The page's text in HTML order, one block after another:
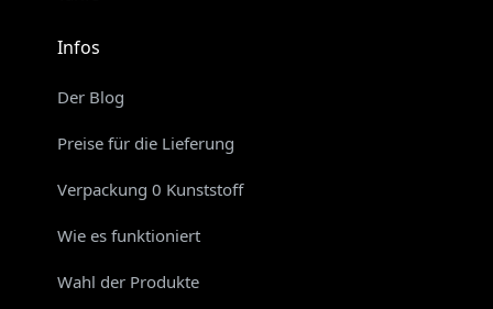
Infos
Der Blog
Preise für die Lieferung
Verpackung 0 Kunststoff
Wie es funktioniert
Wahl der Produkte